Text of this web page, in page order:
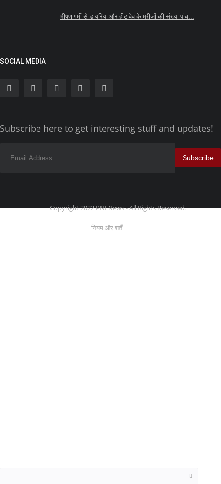
भीषण गर्मी से डायरिया और हीट वेव के मरीजों की संख्या पांच...
SOCIAL MEDIA
Subscribe here to get interesting stuff and updates!
Subscribe
Copyright 2022 PNI News - All Rights Reserved.
नियम और शर्तें